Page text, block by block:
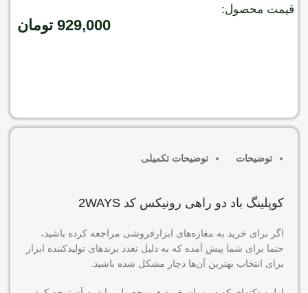
قیمت محصول:
929,000 تومان
توضیحات توضیحات تکمیلی
کوپلینگ باد دو راهی رونیکس کد 2WAYS
اگر برای خرید به مغازه‌های ابزارفروشی مراجعه کرده باشید،
حتما برای شما پیش آمده که به دلیل تعدد برندهای تولیدکننده ابزار
برای انتخاب بهترین آن‌ها دچار مشکل شده باشید.